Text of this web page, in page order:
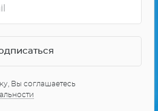
Вы соглашаетесь